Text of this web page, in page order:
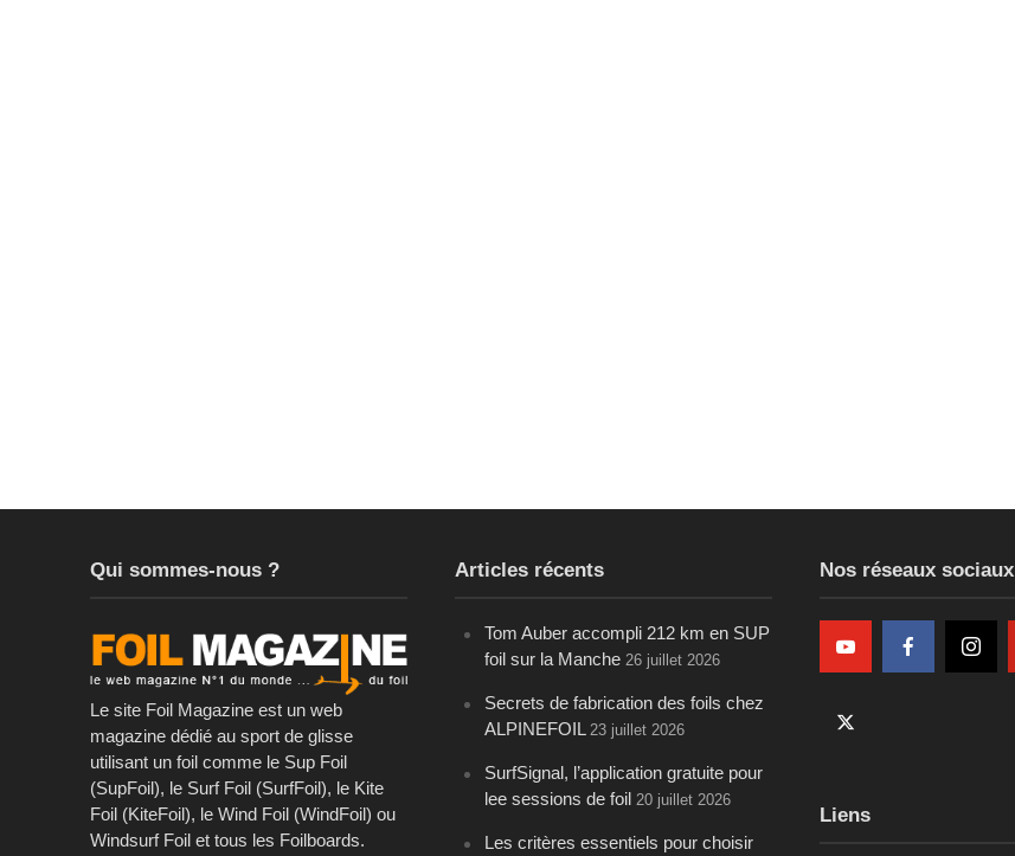
Qui sommes-nous ?
Le site Foil Magazine est un web
magazine dédié au sport de glisse
utilisant un foil comme le Sup Foil
(SupFoil), le Surf Foil (SurfFoil), le Kite
Foil (KiteFoil), le Wind Foil (WindFoil) ou
Windsurf Foil et tous les Foilboards.
Articles récents
Tom Auber accompli 212 km en SUP
foil sur la Manche 26 juillet 2026
Secrets de fabrication des foils chez
ALPINEFOIL 23 juillet 2026
SurfSignal, l’application gratuite pour
lee sessions de foil 20 juillet 2026
Les critères essentiels pour choisir
Nos réseaux sociaux
Liens